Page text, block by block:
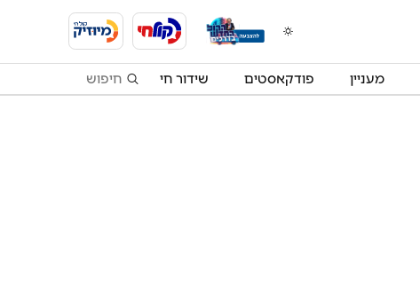
מעניין פודקאסטים שידור חי